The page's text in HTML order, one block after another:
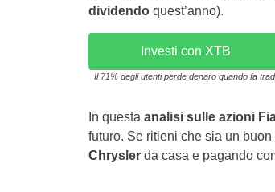
dividendoquest’anno).
Investi con XTB
Il 71% degli utenti perde denaro quando fa
In questa analisi sulle azioni
futuro. Se ritieni che sia un
Chryslerda casa e pagando